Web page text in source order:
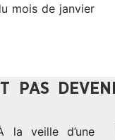
mois de janvier
PAS
la veille d’une